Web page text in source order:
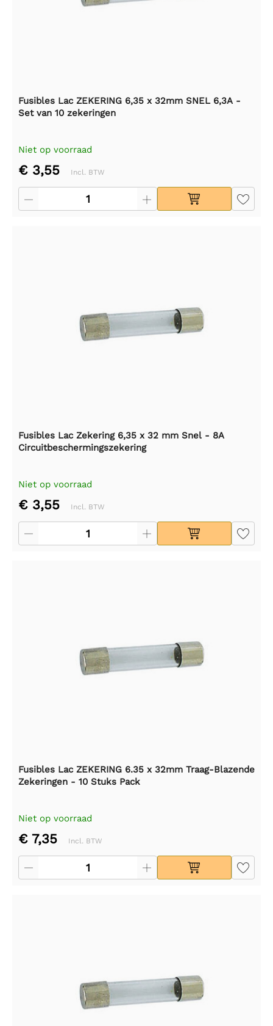
Fusibles Lac ZEKERING 6,35 x 32mm SNEL 6,3A -
Set van 10 zekeringen
Niet op voorraad
€ 3,55 Incl. BTW
Fusibles Lac Zekering 6,35 x 32 mm Snel - 8A
Circuitbeschermingszekering
Niet op voorraad
€ 3,55 Incl. BTW
Fusibles Lac ZEKERING 6.35 x 32mm Traag-Blazende
Zekeringen - 10 Stuks Pack
Niet op voorraad
€ 7,35 Incl. BTW